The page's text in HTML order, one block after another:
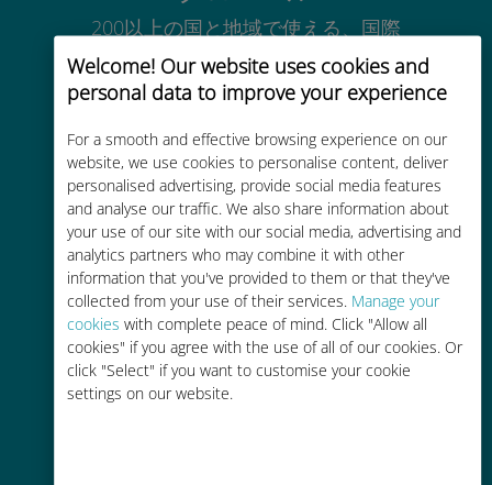
Welcome! Our website uses cookies and
personal data to improve your experience
For a smooth and effective browsing experience on our
website, we use cookies to personalise content, deliver
personalised advertising, provide social media features
and analyse our traffic. We also share information about
your use of our site with our social media, advertising and
analytics partners who may combine it with other
information that you've provided to them or that they've
collected from your use of their services. Manage your
cookies with complete peace of mind. Click "Allow all
cookies" if you agree with the use of all of our cookies. Or
click "Select" if you want to customise your cookie
settings on our website.
200以上の国と地域で使える、国際
的な高品位のセルラー通信です
コストパフォーマンス
お客様が普段お使いのキャリアでロ
ーミングサービスを使った場合に比
べて最大で90％の節約が可能です。